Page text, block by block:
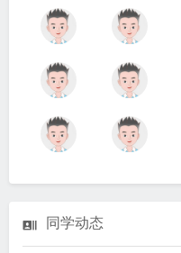
同学动态